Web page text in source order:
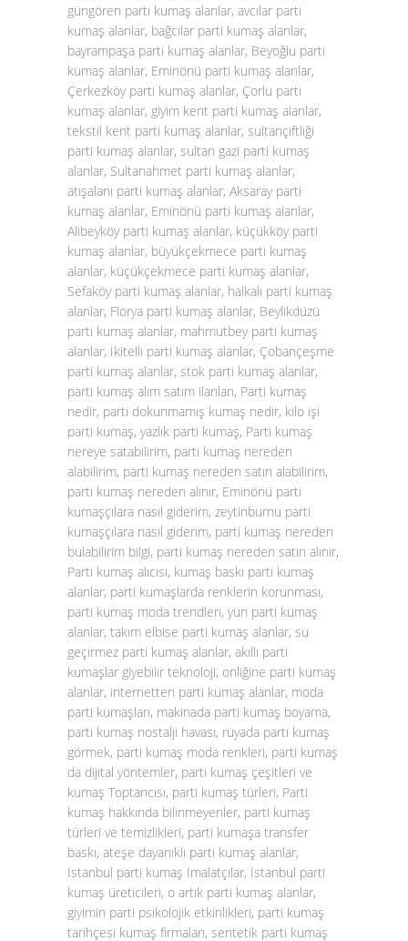
güngören parti kumaş alanlar, avcılar parti
kumaş alanlar, bağcılar parti kumaş alanlar,
bayrampaşa parti kumaş alanlar, Beyoğlu parti
kumaş alanlar, Eminönü parti kumaş alanlar,
Çerkezköy parti kumaş alanlar, Çorlu parti
kumaş alanlar, giyim kent parti kumaş alanlar,
tekstil kent parti kumaş alanlar, sultançiftliği
parti kumaş alanlar, sultan gazi parti kumaş
alanlar, Sultanahmet parti kumaş alanlar,
atışalanı parti kumaş alanlar, Aksaray parti
kumaş alanlar, Eminönü parti kumaş alanlar,
Alibeyköy parti kumaş alanlar, küçükköy parti
kumaş alanlar, büyükçekmece parti kumaş
alanlar, küçükçekmece parti kumaş alanlar,
Sefaköy parti kumaş alanlar, halkalı parti kumaş
alanlar, Florya parti kumaş alanlar, Beylikdüzü
parti kumaş alanlar, mahmutbey parti kumaş
alanlar, İkitelli parti kumaş alanlar, Çobançeşme
parti kumaş alanlar, stok parti kumaş alanlar,
parti kumaş alım satım ilanları, Parti kumaş
nedir, parti dokunmamış kumaş nedir, kilo işi
parti kumaş, yazlık parti kumaş, Parti kumaş
nereye satabilirim, parti kumaş nereden
alabilirim, parti kumaş nereden satın alabilirim,
parti kumaş nereden alınır, Eminönü parti
kumaşçılara nasıl giderim, zeytinburnu parti
kumaşçılara nasıl giderim, parti kumaş nereden
bulabilirim bilgi, parti kumaş nereden satın alınır,
Parti kumaş alıcısı, kumaş baskı parti kumaş
alanlar, parti kumaşlarda renklerin korunması,
parti kumaş moda trendleri, yün parti kumaş
alanlar, takım elbise parti kumaş alanlar, su
geçirmez parti kumaş alanlar, akıllı parti
kumaşlar giyebilir teknoloji, onliğine parti kumaş
alanlar, internetten parti kumaş alanlar, moda
parti kumaşları, makinada parti kumaş boyama,
parti kumaş nostalji havası, rüyada parti kumaş
görmek, parti kumaş moda renkleri, parti kumaş
da dijital yöntemler, parti kumaş çeşitleri ve
kumaş Toptancısı, parti kumaş türleri, Parti
kumaş hakkında bilinmeyenler, parti kumaş
türleri ve temizlikleri, parti kumaşa transfer
baskı, ateşe dayanıklı parti kumaş alanlar,
İstanbul parti kumaş İmalatçılar, İstanbul parti
kumaş üreticileri, o artık parti kumaş alanlar,
giyimin parti psikolojik etkinlikleri, parti kumaş
tarihçesi kumaş firmaları, sentetik parti kumaş